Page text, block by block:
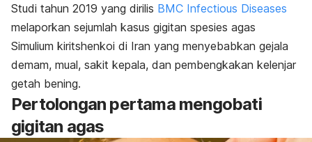
Studi tahun 2019 yang dirilis BMC Infectious Diseases
melaporkan sejumlah kasus gigitan spesies agas
Simulium kiritshenkoi di Iran yang menyebabkan gejala
demam, mual, sakit kepala, dan pembengkakan kelenjar
getah bening.
Pertolongan pertama mengobati
gigitan agas